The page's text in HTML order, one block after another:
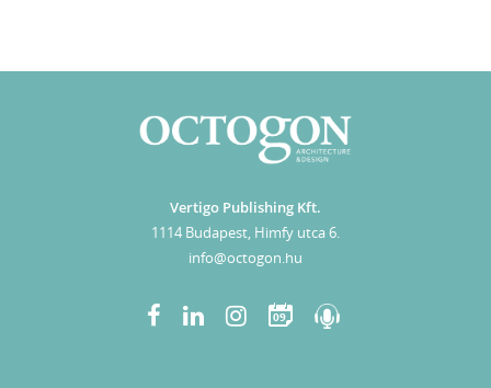
Vertigo Publishing Kft.
1114 Budapest, Himfy utca 6.
info@octogon.hu
09